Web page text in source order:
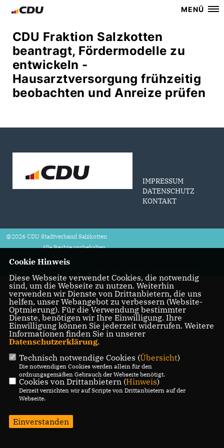
MENÜ
CDU Fraktion Salzkotten
beantragt, Fördermodelle zu
entwickeln -
Hausarztversorgung frühzeitig
beobachten und Anreize prüfen
IMPRESSUM
DATENSCHUTZ
KONTAKT
@2026 CDU Stadtverband Salzkotten
Alle Rechte vorbehalten.
Cookie Hinweis
Diese Webseite verwendet Cookies, die notwendig
sind, um die Webseite zu nutzen. Weiterhin
verwenden wir Dienste von Drittanbietern, die uns
helfen, unser Webangebot zu verbessern (Website-
Optmierung). Für die Verwendung bestimmter
Dienste, benötigen wir Ihre Einwilligung. Ihre
Einwilligung können Sie jederzeit widerrufen. Weitere
Informationen finden Sie in unserer
Datenschutzerklärung.
Technisch notwendige Cookies (Übersicht)
Die notwendigen Cookies werden allein für den
ordnungsgemäßen Gebrauch der Webseite benötigt.
Cookies von Drittanbietern (Hinweis)
Derzeit verzichten wir auf Scripte von Drittanbietern auf der
Webseite.
Einverstanden